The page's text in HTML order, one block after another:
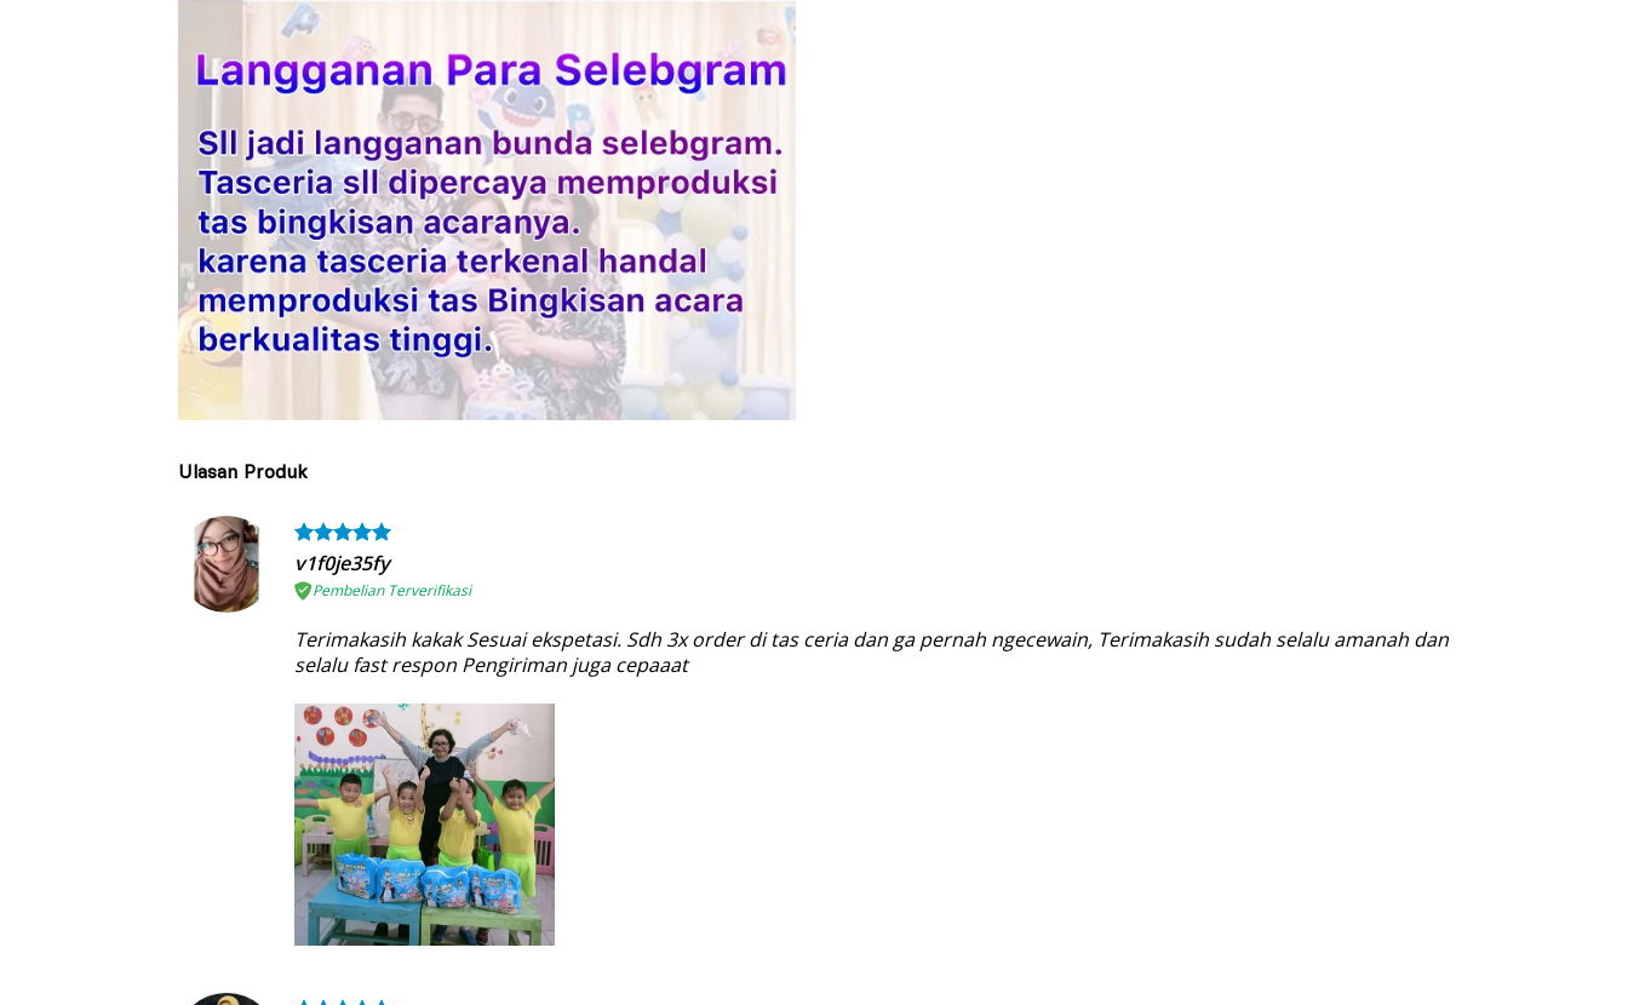
Ulasan Produk
v1f0je35fy
Pembelian Terverifikasi
Terimakasih kakak Sesuai ekspetasi. Sdh 3x order di tas ceria dan ga pernah ngecewain, Terimakasih sudah selalu amanah dan
selalu fast respon Pengiriman juga cepaaat